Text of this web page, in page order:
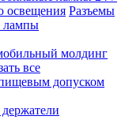
освещения Разъемы
лампы
молдинг
все
допуском